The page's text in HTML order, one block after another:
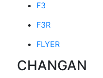
F3
F3R
FLYER
CHANGAN